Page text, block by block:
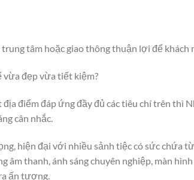
tâm hoặc giao thông thuận lợi để khách
vừa đẹp vừa tiết kiệm?
điểm đáp ứng đầy đủ các tiêu chí trên thì
cân nhắc.
hiện đại với nhiều sảnh tiệc có sức chứa
âm thanh, ánh sáng chuyên nghiệp, màn
ấn tượng.